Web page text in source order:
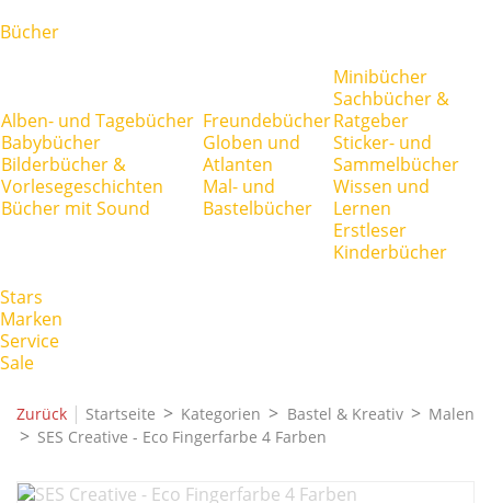
Bücher
Alben- und Tagebücher
Babybücher
Bilderbücher &
Vorlesegeschichten
Bücher mit Sound
Freundebücher
Globen und
Atlanten
Mal- und
Bastelbücher
Minibücher
Sachbücher &
Ratgeber
Sticker- und
Sammelbücher
Wissen und
Lernen
Erstleser
Kinderbücher
Stars
Marken
Service
Sale
Zurück | Startseite Kategorien Bastel & Kreativ
Malen
SES Creative - Eco Fingerfarbe 4 Farben